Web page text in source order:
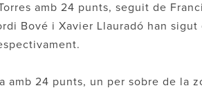
amb 24 punts, seguit de
Bové i Xavier Llauradó han
amb 24 punts, un per sobre de la